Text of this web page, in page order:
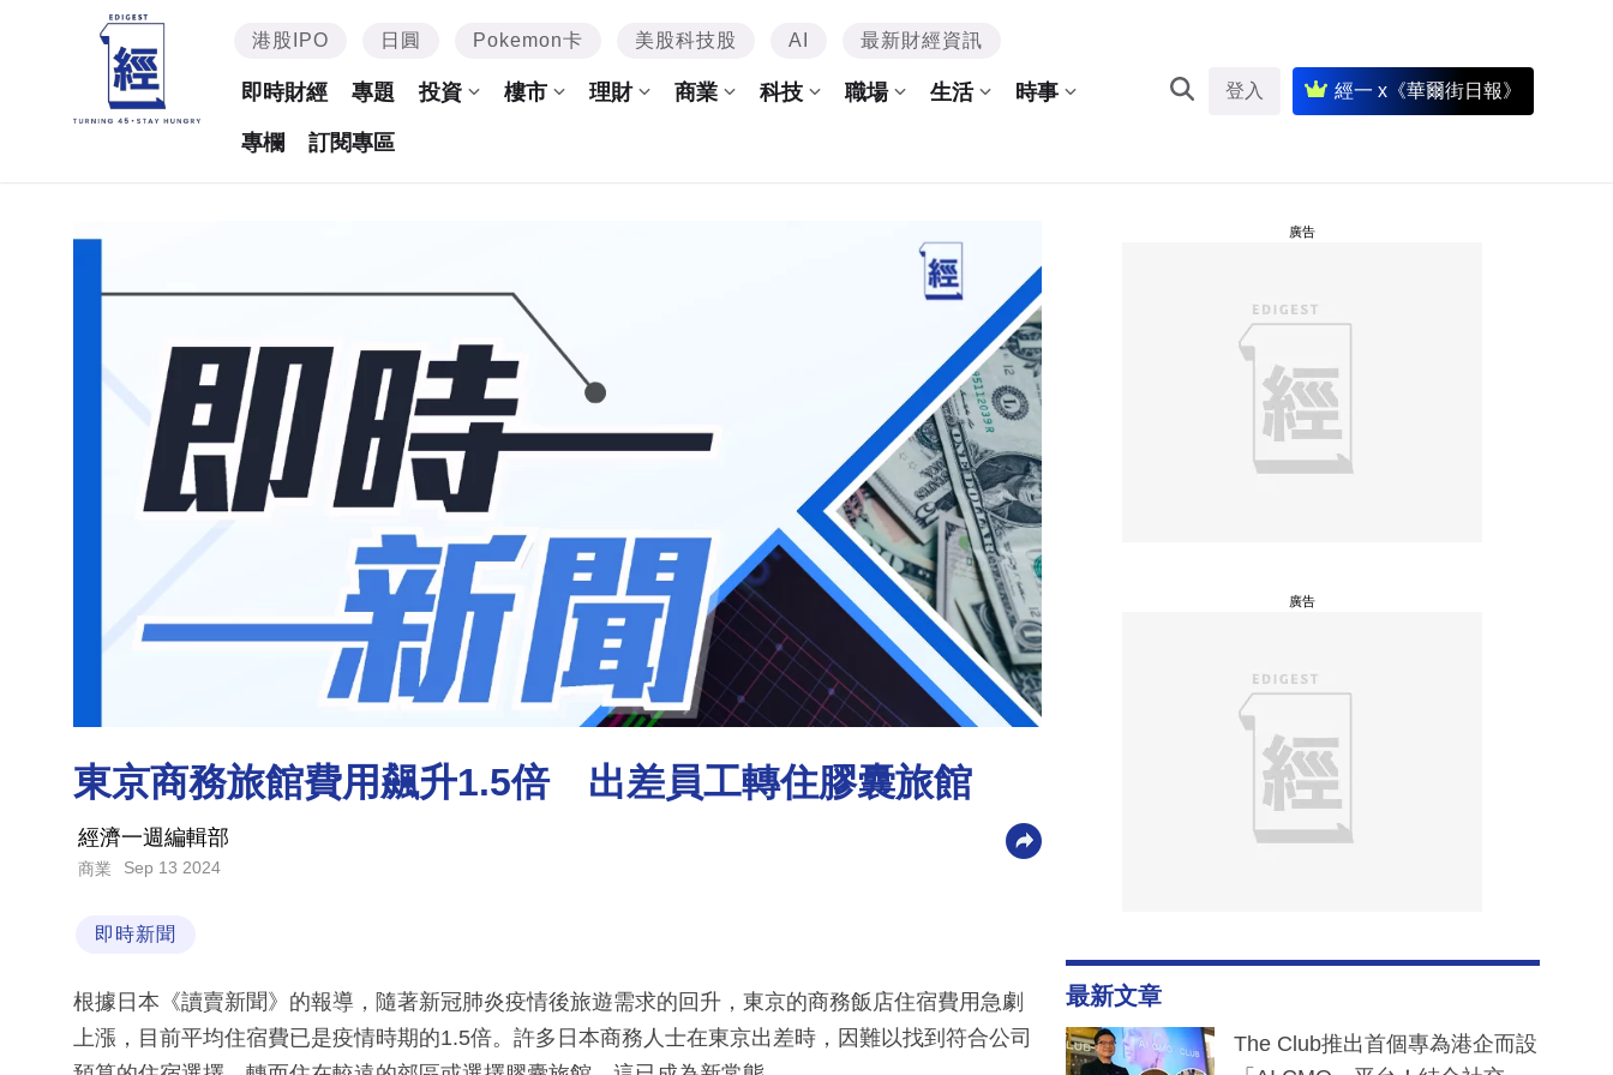
港股IPO 日圓 Pokemon卡 美股科技股 AI 最新財經資訊
即時財經 專題 投資 樓市 理財 商業 科技 職場 生活 時事
專欄 訂閱專區
登入 經一 x《華爾街日報》
東京商務旅館費用飆升1.5倍 出差員工轉住膠囊旅館
經濟一週編輯部
商業 Sep 13 2024
即時新聞
根據日本《讀賣新聞》的報導，隨著新冠肺炎疫情後旅遊需求的回升，東京的商務飯店住宿費用急劇
上漲，目前平均住宿費已是疫情時期的1.5倍。許多日本商務人士在東京出差時，因難以找到符合公司
廣告
廣告
最新文章
The Club推出首個專為港企而設